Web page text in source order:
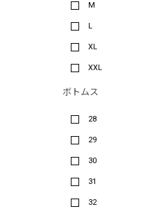
M
L
XL
XXL
ボトムス
28
29
30
31
32